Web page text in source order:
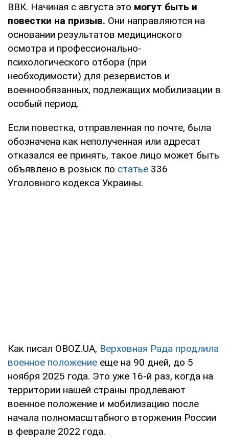
ВВК. Начиная с августа это могут быть и
повестки на призыв. Они направляются на
основании результатов медицинского
осмотра и профессионально-
психологического отбора (при
необходимости) для резервистов и
военнообязанных, подлежащих мобилизации в
особый период.
Если повестка, отправленная по почте, была
обозначена как неполученная или адресат
отказался ее принять, такое лицо может быть
объявлено в розыск по статье 336
Уголовного кодекса Украины.
Как писал OBOZ.UA, Верховная Рада продлила
военное положение еще на 90 дней, до 5
ноября 2025 года. Это уже 16-й раз, когда на
территории нашей страны продлевают
военное положение и мобилизацию после
начала полномасштабного вторжения России
в феврале 2022 года.